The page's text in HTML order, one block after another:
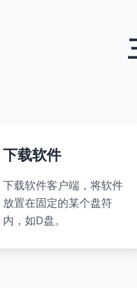
下载软件
下载软件客户端，将软件
放置在固定的某个盘符
内，如D盘。